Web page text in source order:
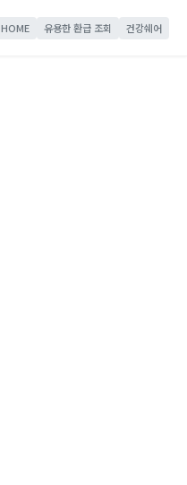
HOME 유용한 환급 조회 건강쉐어